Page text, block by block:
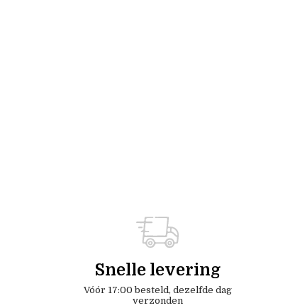
Snelle levering
Vóór 17:00 besteld, dezelfde dag
verzonden